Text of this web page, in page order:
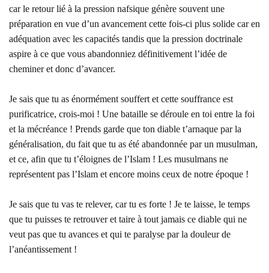
car le retour lié à la pression nafsique génère souvent une
préparation en vue d’un avancement cette fois-ci plus solide car en
adéquation avec les capacités tandis que la pression doctrinale
aspire à ce que vous abandonniez définitivement l’idée de
cheminer et donc d’avancer.
Je sais que tu as énormément souffert et cette souffrance est
purificatrice, crois-moi ! Une bataille se déroule en toi entre la foi
et la mécréance ! Prends garde que ton diable t’arnaque par la
généralisation, du fait que tu as été abandonnée par un musulman,
et ce, afin que tu t’éloignes de l’Islam ! Les musulmans ne
représentent pas l’Islam et encore moins ceux de notre époque !
Je sais que tu vas te relever, car tu es forte ! Je te laisse, le temps
que tu puisses te retrouver et taire à tout jamais ce diable qui ne
veut pas que tu avances et qui te paralyse par la douleur de
l’anéantissement !